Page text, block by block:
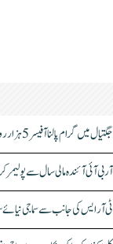
جگتیال میں گرام پالنا آفیسر 5 ہزار روپے رشوت لیتے ہوئے گرفتار
آر بی آئی آئندہ مالی سال سے
ٹی آر ایس کی جانب سے سماجی نیائے